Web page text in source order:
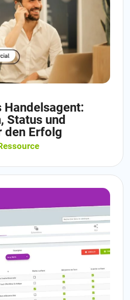
Status und
den Erfolg